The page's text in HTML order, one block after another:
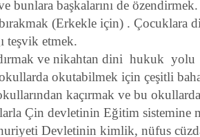
bunlara başkalarını de özendirmek.
(Erkekle için) . Çocuklara
teşvik etmek.
ve nikahtan dini hukuk yolu
okutabilmek için çeşitli
kaçırmak ve bu
Çin devletinin Eğitim sistemine
Devletinin kimlik, nüfus